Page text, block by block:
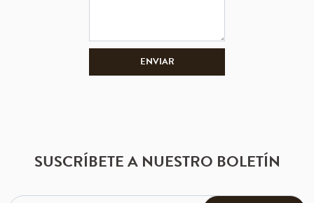
SUSCRÍBETE A NUESTRO BOLETÍN